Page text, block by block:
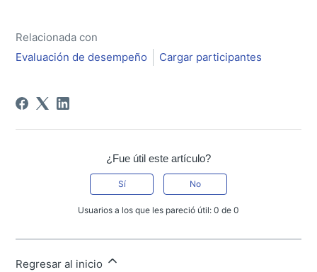
Relacionada con
Evaluación de desempeño
Cargar participantes
¿Fue útil este artículo?
Sí No
Usuarios a los que les pareció útil: 0 de 0
Regresar al inicio